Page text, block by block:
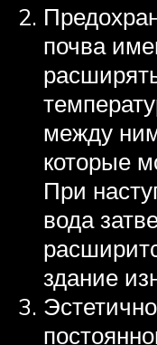
почва
между
которые
При
вода
здание